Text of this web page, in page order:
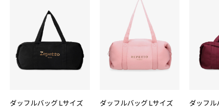
ダッフルバッグ Lサイズ ダッフルバッグ Lサイズ ダッフル